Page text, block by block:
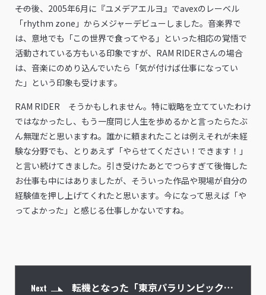
――その後、2005年6月に『ユメデアエルヨ』でavexのレーベル
「rhythm zone」からメジャーデビューしました。音楽界で
は、意地でも「この世界で食ってやる」といった相応の覚悟で
活動されている方もいる印象ですが、RAM RIDERさんの場合
は、音楽にのめり込んでいたら「気が付けば仕事になってい
た」という印象も受けます。
RAM RIDER そうかもしれません。特に戦略を立てていたわけ
ではなかったし、もう一度同じ人生を歩めるかと言ったらたぶ
ん無理だと思いますね。誰かに頼まれたことは例えそれが未経
験な分野でも、とりあえず「やらせてください！できます！」
と言い続けてきました。引き受けたあとでつらすぎて後悔した
お仕事も中にはありましたが、そういった作品や現場が自分の
経験値を押し上げてくれたと思います。今になって思えば「や
ってよかった」と感じる仕事しかないですね。
Next 転機となった「東京パラリンピックの